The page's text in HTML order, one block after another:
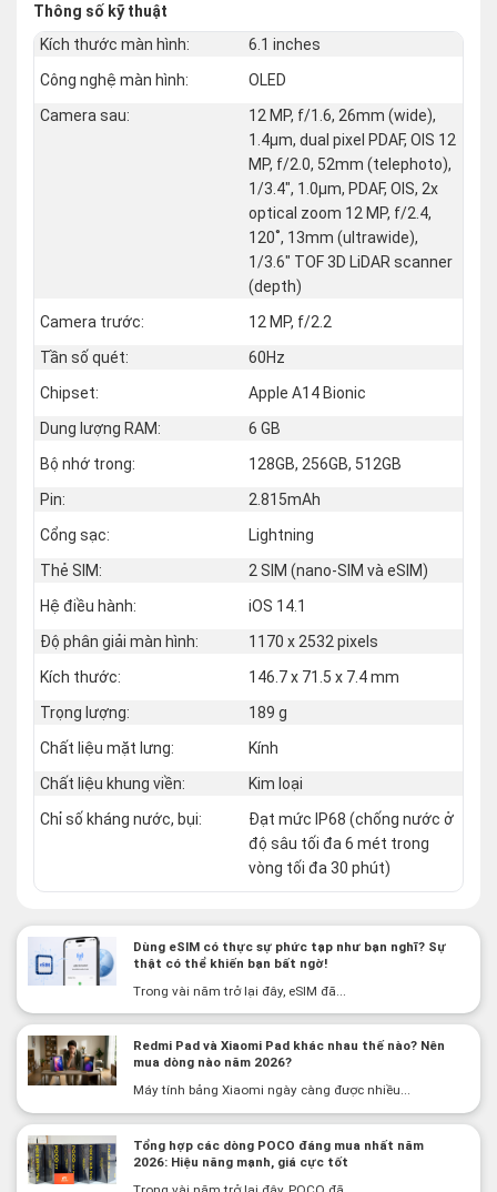
Thông số kỹ thuật
Kích thước màn hình:
6.1 inches
Công nghệ màn hình:
OLED
Camera sau:
12 MP, f/1.6, 26mm (wide),
1.4µm, dual pixel PDAF, OIS 12
MP, f/2.0, 52mm (telephoto),
1/3.4", 1.0µm, PDAF, OIS, 2x
optical zoom 12 MP, f/2.4,
120˚, 13mm (ultrawide),
1/3.6" TOF 3D LiDAR scanner
(depth)
Camera trước:
12 MP, f/2.2
Tần số quét:
60Hz
Chipset:
Apple A14 Bionic
Dung lượng RAM:
6 GB
Bộ nhớ trong:
128GB, 256GB, 512GB
Pin:
2.815mAh
Cổng sạc:
Lightning
Thẻ SIM:
2 SIM (nano‑SIM và eSIM)
Hệ điều hành:
iOS 14.1
Độ phân giải màn hình:
1170 x 2532 pixels
Kích thước:
146.7 x 71.5 x 7.4 mm
Trọng lượng:
189 g
Chất liệu mặt lưng:
Kính
Chất liệu khung viền:
Kim loại
Chỉ số kháng nước, bụi:
Đạt mức IP68 (chống nước ở
độ sâu tối đa 6 mét trong
vòng tối đa 30 phút)
Dùng eSIM có thực sự phức tạp như bạn nghĩ? Sự
thật có thể khiến bạn bất ngờ!
Trong vài năm trở lại đây, eSIM đã...
Redmi Pad và Xiaomi Pad khác nhau thế nào? Nên
mua dòng nào năm 2026?
Máy tính bảng Xiaomi ngày càng được nhiều...
Tổng hợp các dòng POCO đáng mua nhất năm
2026: Hiệu năng mạnh, giá cực tốt